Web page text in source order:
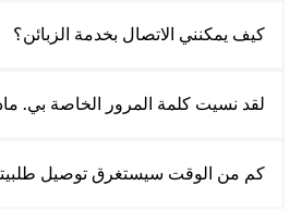
كيف يمكنني الاتصال بخدمة الزبائن؟
لقد نسيت كلمة المرور الخاصة بي.
كم من الوقت سيستغرق توصيل